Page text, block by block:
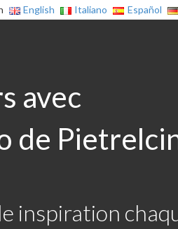
English Italiano Español
avec
de
inspiration